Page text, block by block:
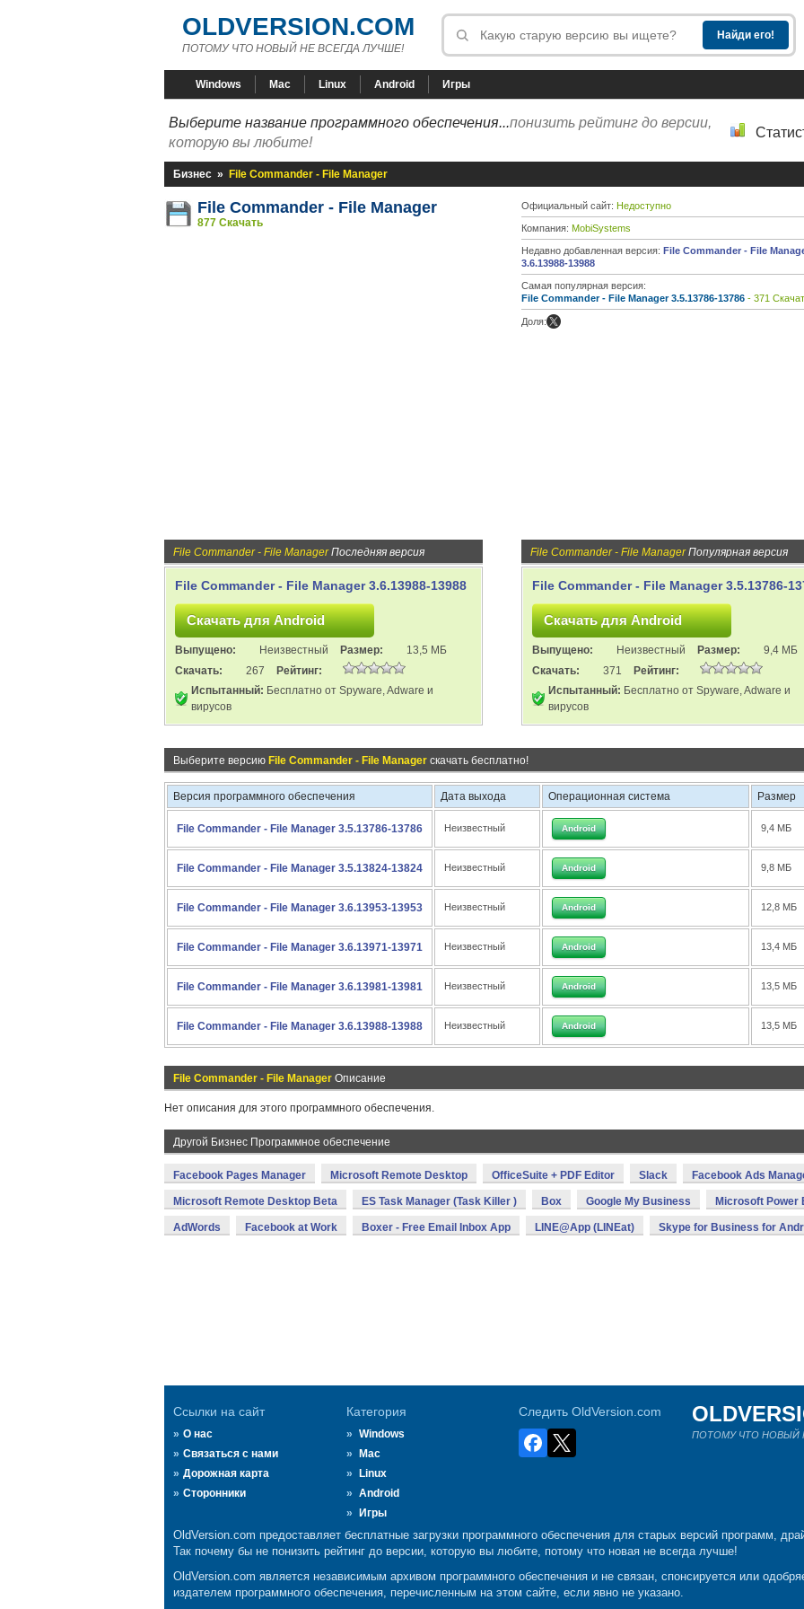
OLDVERSION.COM
ПОТОМУ ЧТО НОВЫЙ НЕ ВСЕГДА ЛУЧШЕ!
Windows Mac Linux Android Игры
Выберите название программного обеспечения...понизить рейтинг до версии,
которую вы любите!
Бизнес » File Commander - File Manager
File Commander - File Manager
877 Скачать
Официальный сайт: Недоступно
Компания: MobiSystems
Недавно добавленная версия: File Commander - File
3.6.13988-13988
Самая популярная версия:
File Commander - File Manager 3.5.13786-13786 - 371
Доля:
File Commander - File ManagerПоследняя версия
File Commander - File Manager 3.6.13988-13988
Выпущено: Неизвестный Размер:
13,5 МБ
Скачать:
267
Рейтинг:
Испытанный: Бесплатно от Spyware, Adware и
вирусов
File Commander - File ManagerПопулярная версия
File Commander - File Manager 3.5.13786-
Выпущено: Неизвестный Размер:
9,4 МБ
Скачать:
371
Рейтинг:
Испытанный: Бесплатно от Spyware, Adware и
вирусов
Выберите версию File Commander - File Manager скачать бесплатно!
Версия программного обеспечения Дата выхода Операционная система Размер
File Commander - File Manager 3.5.13786-13786 Неизвестный Android 9,4 МБ
File Commander - File Manager 3.5.13824-13824 Неизвестный Android 9,8 МБ
File Commander - File Manager 3.6.13953-13953 Неизвестный Android 12,8 МБ
File Commander - File Manager 3.6.13971-13971 Неизвестный Android 13,4 МБ
File Commander - File Manager 3.6.13981-13981 Неизвестный Android 13,5 МБ
File Commander - File Manager 3.6.13988-13988 Неизвестный Android 13,5 МБ
File Commander - File Manager Описание
Нет описания для этого программного обеспечения.
Другой Бизнес Программное обеспечение
Facebook Pages Manager Microsoft Remote Desktop OfficeSuite + PDF Editor Slack Facebook Ads
Microsoft Remote Desktop Beta ES Task Manager (Task Killer ) Box Google My Business Microsoft Power
AdWords Facebook at Work Boxer - Free Email Inbox App LINE@App (LINEat) Skype for Business for
Ссылки на сайт
О нас
Связаться с нами
Дорожная карта
Сторонники
Категория
Windows
Mac
Linux
Android
Игры
Следить OldVersion.com
ПОТОМУ ЧТО НОВЫЙ
OldVersion.com предоставляет бесплатные загрузки программного обеспечения для старых версий программ,
Так почему бы не понизить рейтинг до версии, которую вы любите, потому что новая не всегда лучше!
OldVersion.com является независимым архивом программного обеспечения и не связан, спонсируется или
издателем программного обеспечения, перечисленным на этом сайте, если явно не указано.